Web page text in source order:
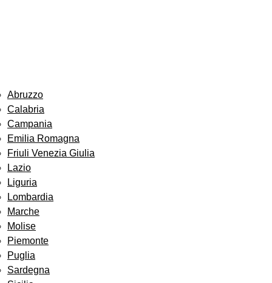
Abruzzo
Calabria
Campania
Emilia Romagna
Friuli Venezia Giulia
Lazio
Liguria
Lombardia
Marche
Molise
Piemonte
Puglia
Sardegna